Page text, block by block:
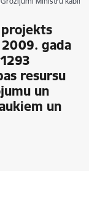
projekts
gada
resursu
un
un